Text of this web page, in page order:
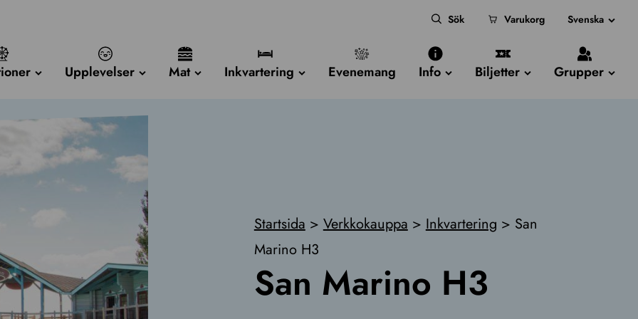
Sök Varukorg Svenska
Upplevelser Mat Inkvartering Evenemang Info Biljetter Grupper
Startsida > Verkkokauppa > Inkvartering > San
Marino H3
San Marino H3